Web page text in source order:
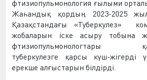
фтизиопульмонология ғылыми
Жаһандық қордың 2023-2025
Қазақстандағы «Туберкулез»
жобаларын
іске асыру тобына ж
фтизиопульмонологтары
қ
туберкулезге
қарсы күш-жігерді ү
ерекше алғыстарын білдірді.